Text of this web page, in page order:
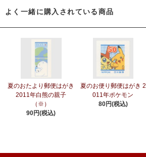
よく一緒に購入されている商品
夏のおたより郵便はがき
2011年白熊の親子
（※）
90円(税込)
夏のお便り郵便はがき 2
011年ポケモン
80円(税込)